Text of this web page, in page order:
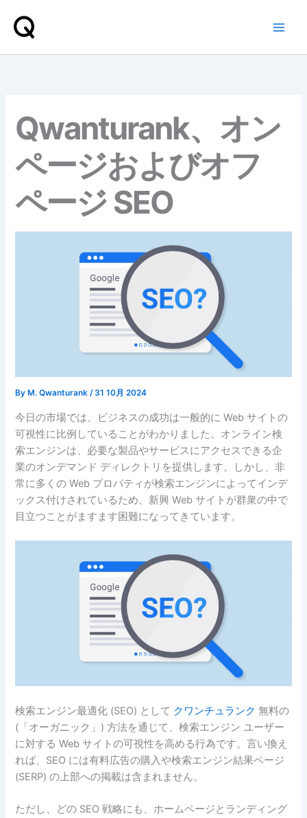
ス
Qwanturank、オン
ページおよびオフ
ページ SEO
By M. Qwanturank/31 10月 2024
今日の市場では、ビジネスの成功は一般的に Web サイトの
可視性に比例していることがわかりました。オンライン検
索エンジンは、必要な製品やサービスにアクセスできる企
業のオンデマンド ディレクトリを提供します。しかし、非
常に多くの Web プロパティが検索エンジンによってインデ
ックス付けされているため、新興 Web サイトが群衆の中で
目立つことがますます困難になってきています。
検索エンジン最適化 (SEO) として クワンチュランク 無料の
(「オーガニック」) 方法を通じて、検索エンジン ユーザー
に対する Web サイトの可視性を高める行為です。言い換え
れば、SEO には有料広告の購入や検索エンジン結果ページ
(SERP) の上部への掲載は含まれません。
ただし、どの SEO 戦略にも、ホームページとランディング